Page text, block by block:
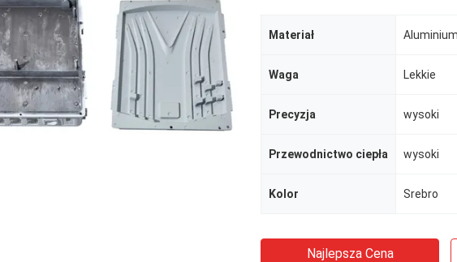
Materiał Aluminium
Waga Lekkie
Precyzja wysoki
Przewodnictwo ciepła wysoki
Kolor Srebro
Najlepsza Cena